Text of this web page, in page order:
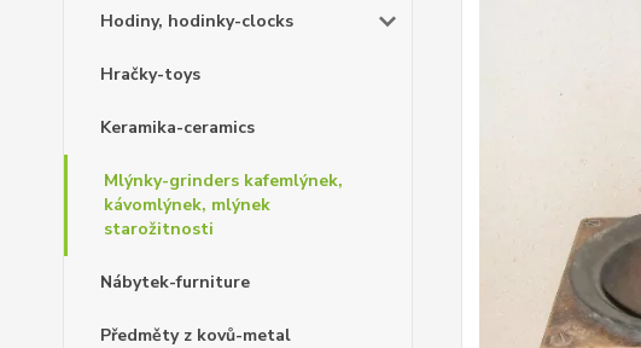
Hodiny, hodinky-clocks
Hračky-toys
Keramika-ceramics
Mlýnky-grinders kafemlýnek,
kávomlýnek, mlýnek
starožitnosti
Nábytek-furniture
Předměty z kovů-metal